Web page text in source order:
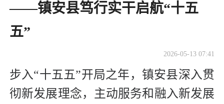
——镇安县笃行实干启航“十五
五”
2026-05-13 07:41
步入“十五五”开局之年，镇安县深入贯
彻新发展理念，主动服务和融入新发展